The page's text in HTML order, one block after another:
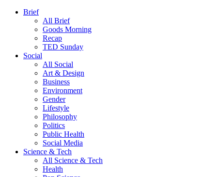
Brief
All Brief
Goods Morning
Recap
TED Sunday
Social
All Social
Art & Design
Business
Environment
Gender
Lifestyle
Philosophy
Politics
Public Health
Social Media
Science & Tech
All Science & Tech
Health